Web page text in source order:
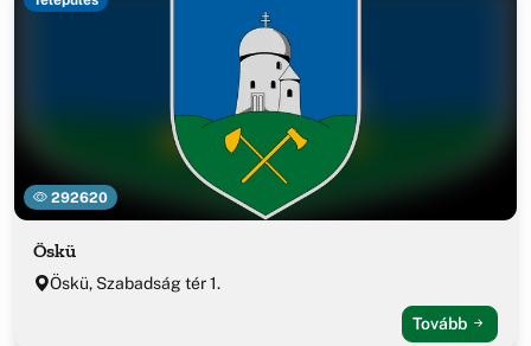
292620
Öskü
Öskü, Szabadság tér 1.
Tovább